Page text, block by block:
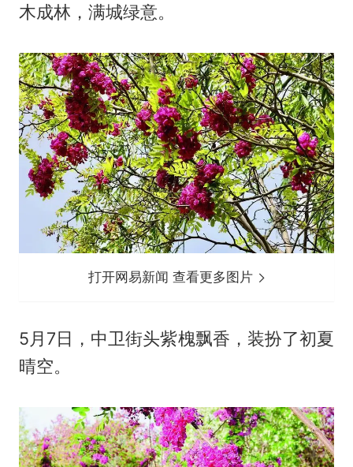
木成林，满城绿意。
打开网易新闻 查看更多图片
5月7日，中卫街头紫槐飘香，装扮了初夏
晴空。